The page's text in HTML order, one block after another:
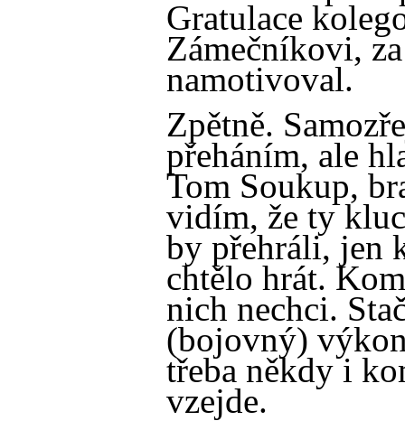
Gratulace
Zámečníkovi,
namotivoval.
Zpětně.
přeháním, ale
Tom Soukup,
vidím, že ty
by přehráli, jen
chtělo hrát.
nich nechci.
(bojovný)
třeba někdy i
vzejde.